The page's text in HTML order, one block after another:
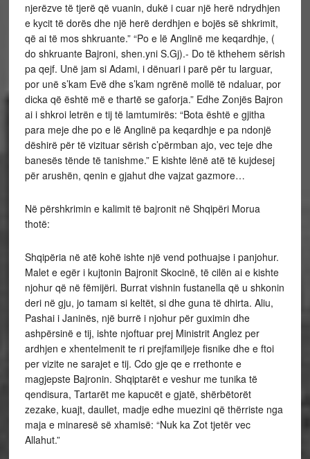
njerëzve të tjerë që vuanin, dukë i cuar një herë ndrydhjen
e kycit të dorës dhe një herë derdhjen e bojës së shkrimit,
që ai të mos shkruante.” “Po e lë Anglinë me keqardhje, (
do shkruante Bajroni, shen.yni S.Gj).- Do të kthehem sërish
pa qejf. Unë jam si Adami, i dënuari i parë për tu larguar,
por unë s’kam Evë dhe s’kam ngrënë mollë të ndaluar, por
dicka që është më e thartë se gaforja.” Edhe Zonjës Bajron
ai i shkroi letrën e tij të lamtumirës: “Bota është e gjitha
para meje dhe po e lë Anglinë pa keqardhje e pa ndonjë
dëshirë për të vizituar sërish c’përmban ajo, vec teje dhe
banesës tënde të tanishme.” E kishte lënë atë të kujdesej
për arushën, qenin e gjahut dhe vajzat gazmore…
Në përshkrimin e kalimit të bajronit në Shqipëri Morua
thotë:
Shqipëria në atë kohë ishte një vend pothuajse i panjohur.
Malet e egër i kujtonin Bajronit Skocinë, të cilën ai e kishte
njohur që në fëmijëri. Burrat vishnin fustanella që u shkonin
deri në gju, jo tamam si keltët, si dhe guna të dhirta. Aliu,
Pashai i Janinës, një burrë i njohur për guximin dhe
ashpërsinë e tij, ishte njoftuar prej Ministrit Anglez per
ardhjen e xhentelmenit te ri prejfamiljeje fisnike dhe e ftoi
per vizite ne sarajet e tij. Cdo gje qe e rrethonte e
magjepste Bajronin. Shqiptarët e veshur me tunika të
qendisura, Tartarët me kapucët e gjatë, shërbëtorët
zezake, kuajt, daullet, madje edhe muezini që thërriste nga
maja e minaresë së xhamisë: “Nuk ka Zot tjetër vec
Allahut.”